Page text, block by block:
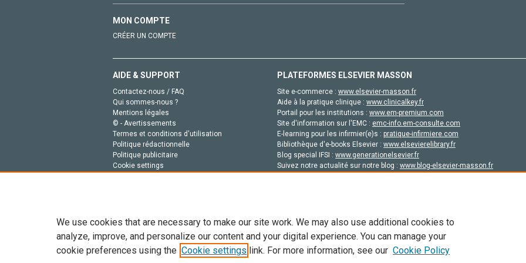
MON COMPTE
CRÉER UN COMPTE
AIDE & SUPPORT
Contactez-nous / FAQ
Qui sommes-nous ?
Mentions légales
© - Avertissements
Termes et conditions d'utilisation
Politique rédactionnelle
Politique publicitaire
Cookie settings
PLATEFORMES ELSEVIER MASSON
Site e-commerce : www.elsevier-masson.fr
Aide à la pratique clinique : www.clinicalkey.fr
Portail pour les institutions : www.em-premium.com
Site d'information sur l'EMC : emc-info.em-consulte.com
E-learning pour les infirmier(e)s : pratique-infirmiere.com
Bibliothèque d'e-books Elsevier : www.elsevierelibrary.fr
Blog special IFSI : www.generationelsevier.fr
Suivez notre actualité sur notre blog : www.blog-elsevier-masson.fr
Tout le contenu de ce site: Copyright © 2026 Elsevier, ses concédants de licence et ses contributeurs. Tout les droits sont réservés,
de données, a la formation en IA et aux technologies similaires. Pour tout contenu en libre accès, les conditions de licence
We use cookies that are necessary to make our site work. We may also use additional cookies to
analyze, improve, and personalize our content and your digital experience. You can manage your
cookie preferences using the Cookie settings link. For more information, see our Cookie Policy